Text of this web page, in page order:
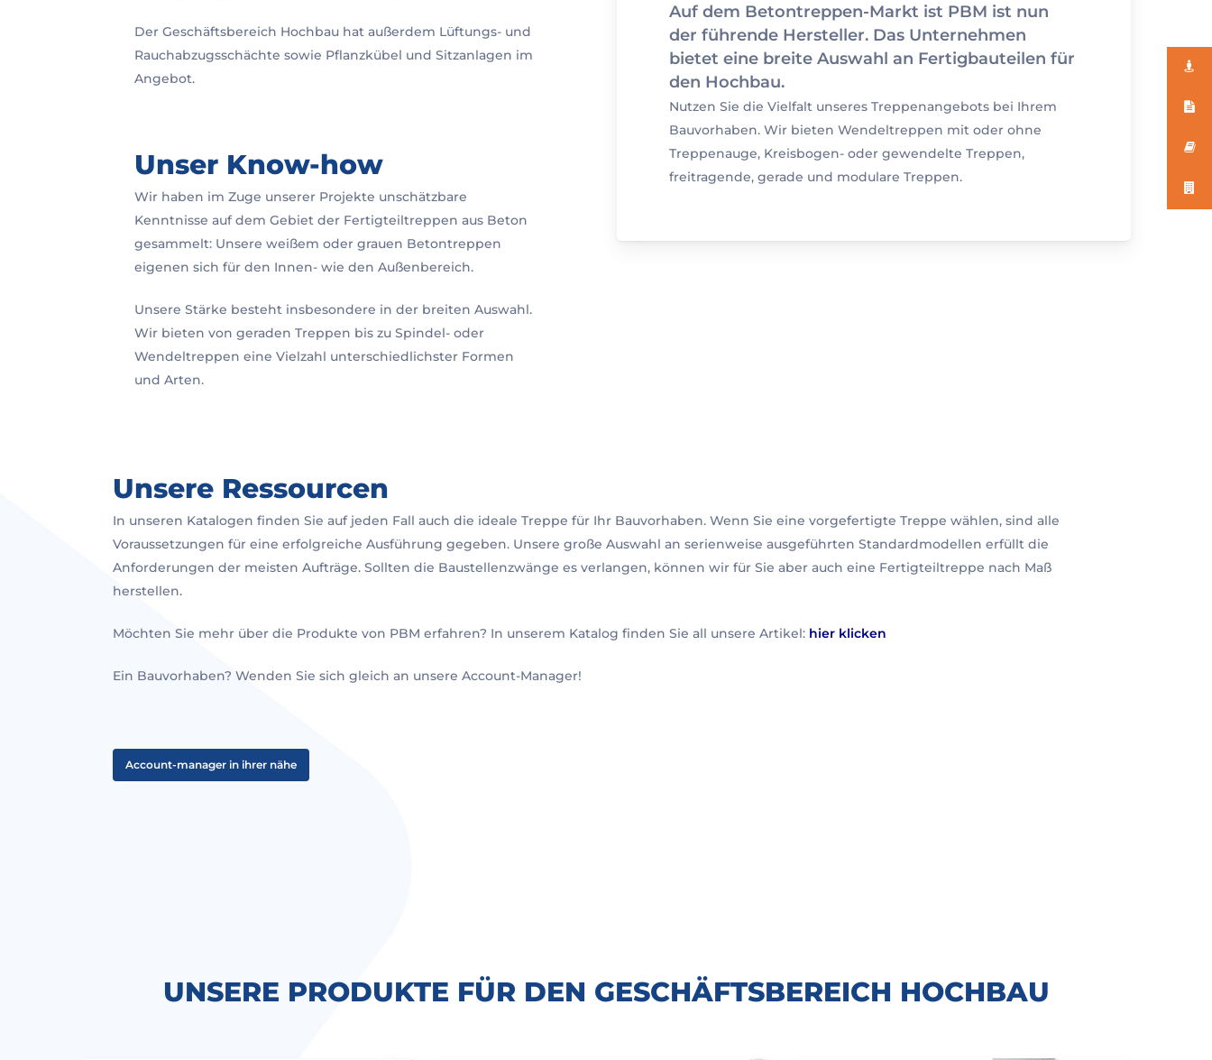
Der Geschäftsbereich Hochbau hat außerdem Lüftungs- und
Rauchabzugsschächte sowie Pflanzkübel und Sitzanlagen im
Angebot.
Unser Know-how
Wir haben im Zuge unserer Projekte unschätzbare
Kenntnisse auf dem Gebiet der Fertigteiltreppen aus Beton
gesammelt: Unsere weißem oder grauen Betontreppen
eigenen sich für den Innen- wie den Außenbereich.
Unsere Stärke besteht insbesondere in der breiten Auswahl.
Wir bieten von geraden Treppen bis zu Spindel- oder
Wendeltreppen eine Vielzahl unterschiedlichster Formen
und Arten.
Auf dem Betontreppen-Markt ist PBM ist nun
der führende Hersteller. Das Unternehmen
bietet eine breite Auswahl an Fertigbauteilen für
den Hochbau.
Nutzen Sie die Vielfalt unseres Treppenangebots bei Ihrem
Bauvorhaben. Wir bieten Wendeltreppen mit oder ohne
Treppenauge, Kreisbogen- oder gewendelte Treppen,
freitragende, gerade und modulare Treppen.
Unsere Ressourcen
In unseren Katalogen finden Sie auf jeden Fall auch die ideale Treppe für Ihr Bauvorhaben. Wenn Sie eine vorgefertigte Treppe wählen, sind alle
Voraussetzungen für eine erfolgreiche Ausführung gegeben. Unsere große Auswahl an serienweise ausgeführten Standardmodellen erfüllt die
Anforderungen der meisten Aufträge. Sollten die Baustellenzwänge es verlangen, können wir für Sie aber auch eine Fertigteiltreppe nach Maß
herstellen.
Möchten Sie mehr über die Produkte von PBM erfahren? In unserem Katalog finden Sie all unsere Artikel: hier klicken
Ein Bauvorhaben? Wenden Sie sich gleich an unsere Account-Manager!
Account-manager in ihrer nähe
UNSERE PRODUKTE FÜR DEN GESCHÄFTSBEREICH HOCHBAU